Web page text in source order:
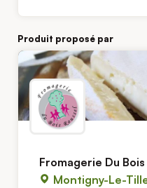
Produit proposé par
Fromagerie Du
Montigny-Le-